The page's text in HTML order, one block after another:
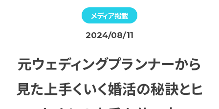
メディア掲載
2024/08/11
元ウェディングプランナーから
見た上手くいく婚活の秘訣とヒ